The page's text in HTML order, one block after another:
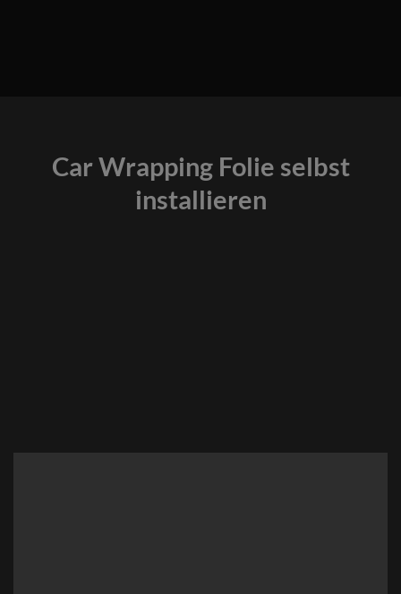
Car Wrapping Folie selbst
installieren